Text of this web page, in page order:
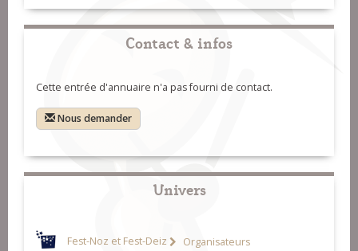
Contact & infos
Cette entrée d'annuaire n'a pas fourni de contact.
Nous demander
Univers
Fest-Noz et Fest-Deiz Organisateurs